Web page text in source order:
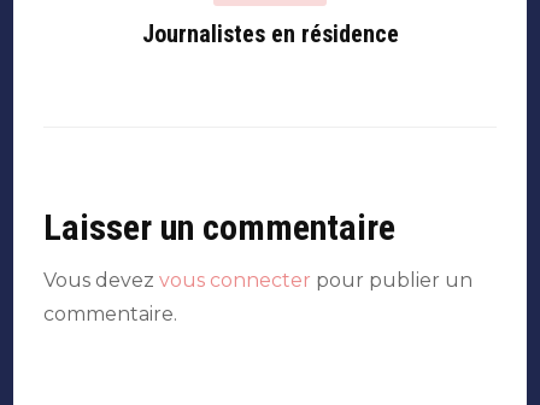
Journalistes en résidence
Laisser un commentaire
Vous devezvous connecter pour publier un
commentaire.